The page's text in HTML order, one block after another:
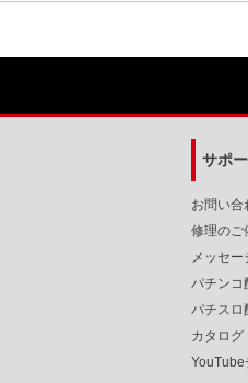
サポ
お問い合
修理のご
メッセ
パチンコ
パチスロ
カタログ
YouTube